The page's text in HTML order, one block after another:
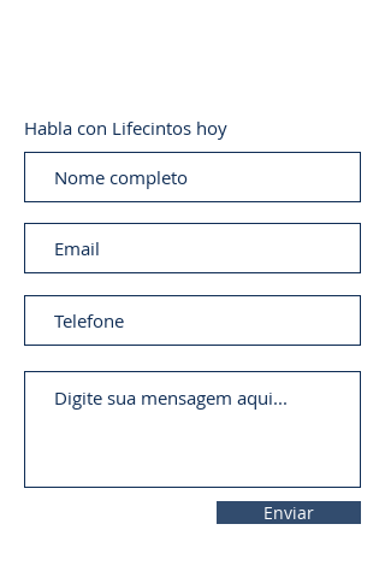
Habla con Lifecintos hoy
Enviar